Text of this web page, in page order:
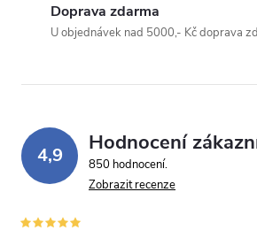
Odesláním souhlasíte se
Doprava zdarma
U objednávek nad 5000,- Kč doprava
4,9 Hodnocení
850 hodnocení
Zobrazit recenze